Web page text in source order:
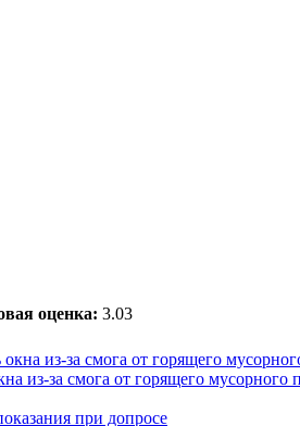
оценка: 3.03
из-за смога от горящего мусорного